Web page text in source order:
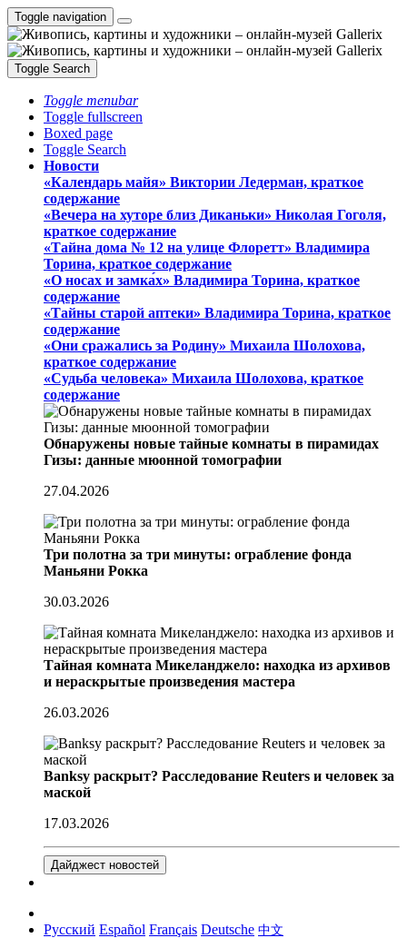
Toggle navigation
Toggle Search
Toggle menubar
Toggle fullscreen
Boxed page
Toggle Search
Новости
«Календарь майя» Виктории Ледерман, краткое
содержание
«Вечера на хуторе близ Диканьки» Николая Гоголя,
краткое содержание
«Тайна дома № 12 на улице Флоретт» Владимира
Торина, краткое содержание
«О носах и замка́х» Владимира Торина, краткое
содержание
«Тайны старой аптеки» Владимира Торина, краткое
содержание
«Они сражались за Родину» Михаила Шолохова,
краткое содержание
«Судьба человека» Михаила Шолохова, краткое
содержание
Обнаружены новые тайные комнаты в пирамидах
Гизы: данные мюонной томографии
27.04.2026
Три полотна за три минуты: ограбление фонда
Маньяни Рокка
30.03.2026
Тайная комната Микеланджело: находка из архивов
и нераскрытые произведения мастера
26.03.2026
Banksy раскрыт? Расследование Reuters и человек за
маской
17.03.2026
Дайджест новостей
Русский Español Français Deutsche 中文